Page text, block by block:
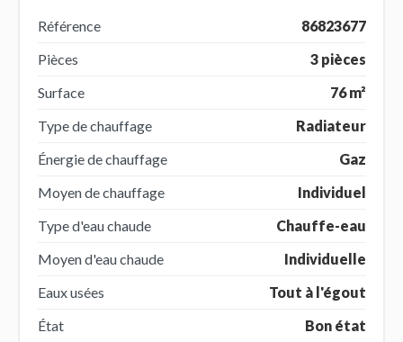
Référence
86823677
Pièces
3 pièces
Surface
76 m²
Type de chauffage
Radiateur
Énergie de chauffage
Gaz
Moyen de chauffage
Individuel
Type d'eau chaude
Chauffe-eau
Moyen d'eau chaude
Individuelle
Eaux usées
Tout à l'égout
État
Bon état